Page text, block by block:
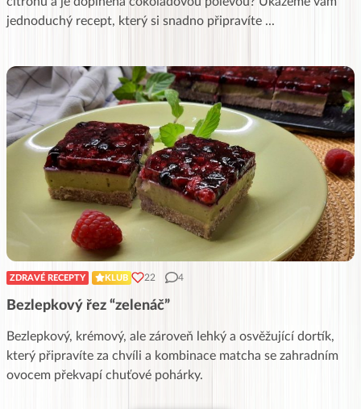
jednoduchý recept, který si snadno připravíte ...
ZDRAVÉ RECEPTY KLUB 22 4
Bezlepkový řez “zelenáč”
Bezlepkový, krémový, ale zároveň lehký a osvěžující dortík,
který připravíte za chvíli a kombinace matcha se zahradním
ovocem překvapí chuťové pohárky.